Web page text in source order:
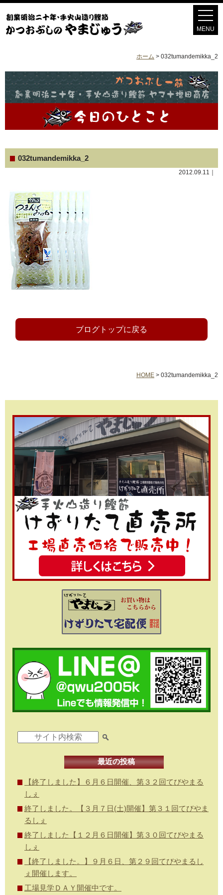
ホーム > 032tumandemikka_2
032tumandemikka_2
2012.09.11｜
ブログトップに戻る
HOME > 032tumandemikka_2
最近の投稿
【終了しました】６月６日開催、第３２回てびやまる
しぇ
終了しました。【３月７日(土)開催】第３１回てびやま
るしぇ
終了しました【１２月６日開催】第３０回てびやまる
しぇ
【終了しました。】９月６日、第２９回てびやまるし
ぇ開催します。
工場見学ＤＡＹ開催中です。